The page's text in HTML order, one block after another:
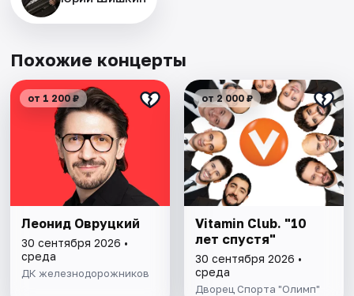
Похожие концерты
от 1 200 ₽
Леонид Овруцкий
30 сентября 2026 •
среда
ДК железнодорожников
от 2 000 ₽
Vitamin Club. "10
лет спустя"
30 сентября 2026 •
среда
Дворец Спорта "Олимп"